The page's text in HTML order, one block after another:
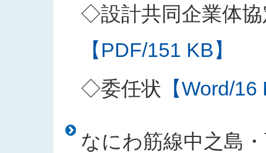
◇設計共同企業体協
【PDF/151 KB】
◇委任状 【Word/
なにわ筋線中之島